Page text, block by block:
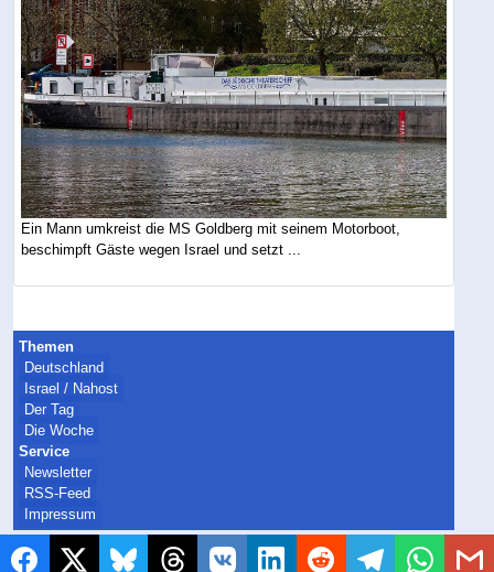
Ein Mann umkreist die MS Goldberg mit seinem Motorboot,
beschimpft Gäste wegen Israel und setzt ...
Themen
Deutschland
Israel / Nahost
Der Tag
Die Woche
Service
Newsletter
RSS-Feed
Impressum